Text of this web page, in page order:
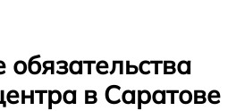
в Саратове